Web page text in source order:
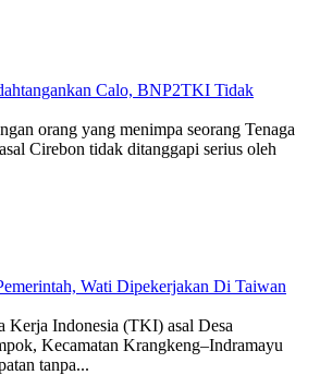
Calo, BNP2TKI Tidak
orang yang menimpa seorang Tenaga
Cirebon tidak ditanggapi serius oleh
Wati Dipekerjakan Di Taiwan
Kerja Indonesia (TKI) asal Desa
Kecamatan Krangkeng–Indramayu
tanpa...